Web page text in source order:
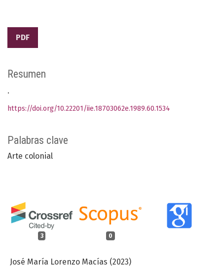
PDF
Palabras clave
Arte colonial
3 0
José María Lorenzo Macías (2023)
Resumen
.
https://doi.org/10.22201/iie.18703062e.1989.60.1534